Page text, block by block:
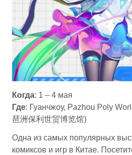
Когда: 1 – 4 мая
Где: Гуанчжоу, Pazhou Poly
琶洲保利世贸博览馆)
Одна из самых популярных
комиксов и игр в Китае.